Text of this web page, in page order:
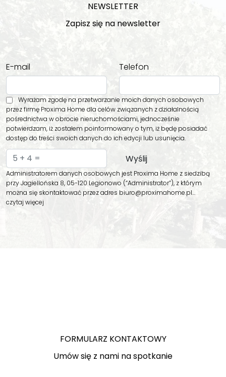
NEWSLETTER
Zapisz się na newsletter
E-mail Telefon
Wyrażam zgodę na przetwarzanie moich danych osobowych
przez firmę Proxima Home dla celów związanych z działalnością
pośrednictwa w obrocie nieruchomościami, jednocześnie
potwierdzam, iż zostałem poinformowany o tym, iż będę posiadać
dostęp do treści swoich danych do ich edycji lub usunięcia.
Administratorem danych osobowych jest Proxima Home z siedzibą
przy Jagiellońska 8, 05-120 Legionowo (“Administrator”), z którym
można się skontaktować przez adres biuro@proximahome.pl…
czytaj więcej
FORMULARZ KONTAKTOWY
Umów się z nami na spotkanie